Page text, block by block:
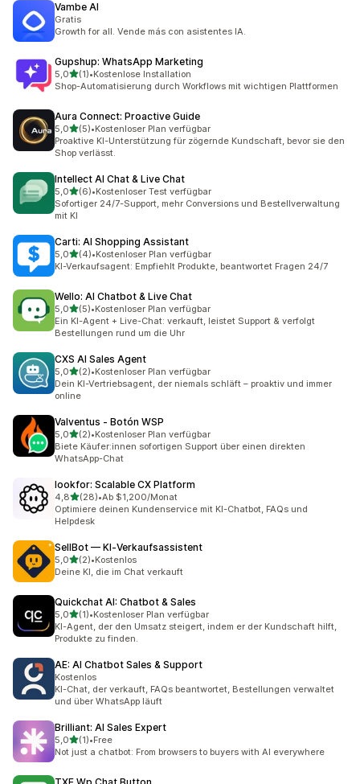
Vambe AI
Gratis
Growth for all. Vende más con asistentes IA.
Gupshup: WhatsApp Marketing
5,0von 5 Sternen
(1)
1 Rezensionen insgesamt
•Kostenlose Installation
Shop-Automatisierung durch Workflows mit wichtigen Plattformen
Aura Connect: Proactive Guide
5,0von 5 Sternen
(5)
5 Rezensionen insgesamt
•Kostenloser Plan verfügbar
Proaktive KI-Unterstützung für zögernde Kundschaft, bevor sie den
Shop verlässt.
Intellect AI Chat & Live Chat
5,0von 5 Sternen
(6)
6 Rezensionen insgesamt
•Kostenloser Test verfügbar
Sofortiger 24/7-Support, mehr Conversions und Bestellverwaltung
mit KI
Carti: AI Shopping Assistant
5,0von 5 Sternen
(4)
4 Rezensionen insgesamt
•Kostenloser Plan verfügbar
KI-Verkaufsagent: Empfiehlt Produkte, beantwortet Fragen 24/7
Wello: AI Chatbot & Live Chat
5,0von 5 Sternen
(5)
5 Rezensionen insgesamt
•Kostenloser Plan verfügbar
Ein KI-Agent + Live-Chat: verkauft, leistet Support & verfolgt
Bestellungen rund um die Uhr
CXS AI Sales Agent
5,0von 5 Sternen
(2)
2 Rezensionen insgesamt
•Kostenloser Plan verfügbar
Dein KI-Vertriebsagent, der niemals schläft – proaktiv und immer
online
Valventus ‑ Botón WSP
5,0von 5 Sternen
(2)
2 Rezensionen insgesamt
•Kostenloser Plan verfügbar
Biete Käufer:innen sofortigen Support über einen direkten
WhatsApp-Chat
lookfor: Scalable CX Platform
4,8von 5 Sternen
(28)
28 Rezensionen insgesamt
•Ab $1,200/Monat
Optimiere deinen Kundenservice mit KI-Chatbot, FAQs und
Helpdesk
SellBot — KI‑Verkaufsassistent
5,0von 5 Sternen
(2)
2 Rezensionen insgesamt
•Kostenlos
Deine KI, die im Chat verkauft
Quickchat AI: Chatbot & Sales
5,0von 5 Sternen
(1)
1 Rezensionen insgesamt
•Kostenloser Plan verfügbar
KI-Agent, der den Umsatz steigert, indem er der Kundschaft hilft,
Produkte zu finden.
AE: AI Chatbot Sales & Support
Kostenlos
KI-Chat, der verkauft, FAQs beantwortet, Bestellungen verwaltet
und über WhatsApp läuft
Brilliant: AI Sales Expert
5,0von 5 Sternen
(1)
1 Rezensionen insgesamt
•Free
Not just a chatbot: From browsers to buyers with AI everywhere